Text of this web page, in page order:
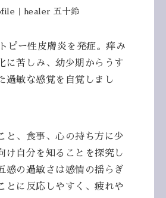
｜healer 五十鈴
ピー性皮膚炎を発症。痒み
に苦しみ、幼少期からうす
過敏な感覚を自覚しまし
と、食事、心の持ち方に少
け自分を知ることを探究し
感の過敏さは感情の揺らぎ
とに反応しやすく、疲れや